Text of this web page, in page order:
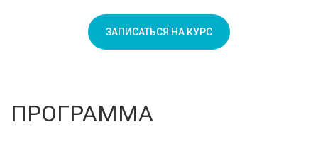
ЗАПИСАТЬСЯ НА КУРС
ПРОГРАММА